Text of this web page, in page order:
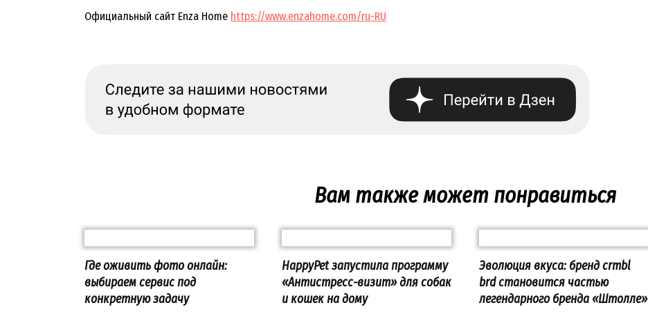
Официальный сайт Enza Home https://www.enzahome.com/ru-RU
Вам также может понравиться
Где оживить фото онлайн:
выбираем сервис под
конкретную задачу
HappyPet запустила программу
«Антистресс-визит» для собак
и кошек на дому
Эволюция вкуса: бренд crmbl
brd становится частью
легендарного бренда «Штолле»